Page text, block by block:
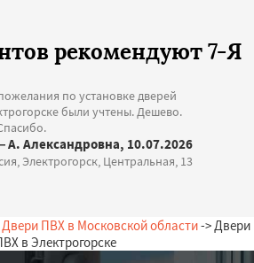
рекомендуют 7-Я
по установке дверей
были учтены. Дешево.
А. Александровна, 10.07.2026
Электрогорск, Центральная, 13
Двери ПВХ в Московской области-> Двери
в Электрогорске